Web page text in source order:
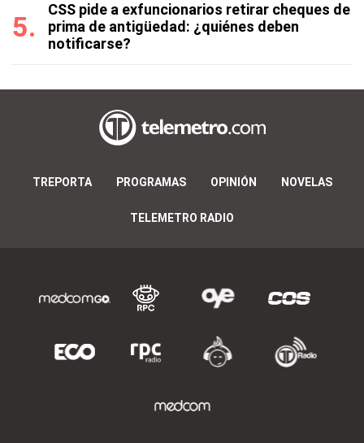
CSS pide a exfuncionarios retirar cheques de
prima de antigüedad: ¿quiénes deben
notificarse?
TREPORTA PROGRAMAS OPINIÓN NOVELAS
TELEMETRO RADIO